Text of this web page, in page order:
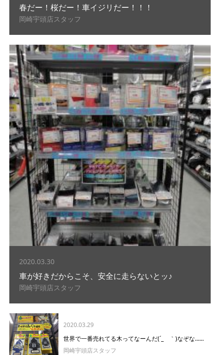
春だー！桜だー！車イジリだー！！！
岡崎宇頭店スタッフ
2020.03.30
車が好きだからこそ、安全に走らないとッ♪
岡崎宇頭店スタッフ
2020.03.29
世界で一番売れてる木ってなーんだ(´_ゝ｀)なぞな......
岡崎宇頭店スタッフ